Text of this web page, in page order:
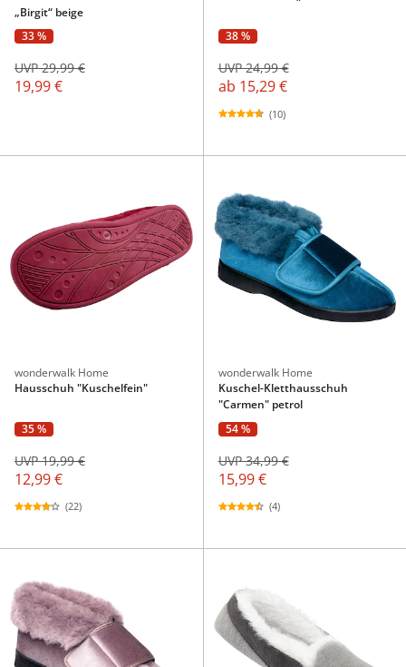
„Birgit“ beige
33 %
19,99 €
UVP 29,99 €
38 %
ab 15,29 €
UVP 24,99 €
(10)
wonderwalk Home
Hausschuh "Kuschelfein"
35 %
12,99 €
UVP 19,99 €
(22)
wonderwalk Home
Kuschel-Kletthausschuh
"Carmen" petrol
54 %
15,99 €
UVP 34,99 €
(4)